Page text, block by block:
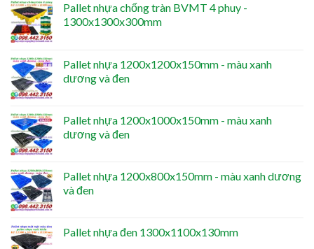
Pallet nhựa chống tràn BVMT 4 phuy -
1300x1300x300mm
Pallet nhựa 1200x1200x150mm - màu xanh
dương và đen
Pallet nhựa 1200x1000x150mm - màu xanh
dương và đen
Pallet nhựa 1200x800x150mm - màu xanh dương
và đen
Pallet nhựa đen 1300x1100x130mm